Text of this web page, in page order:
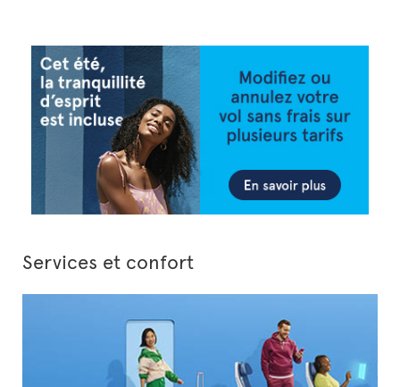
Services et confort